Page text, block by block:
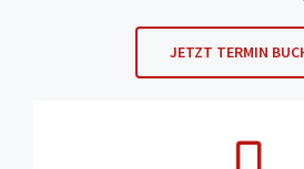
JETZT TERMIN